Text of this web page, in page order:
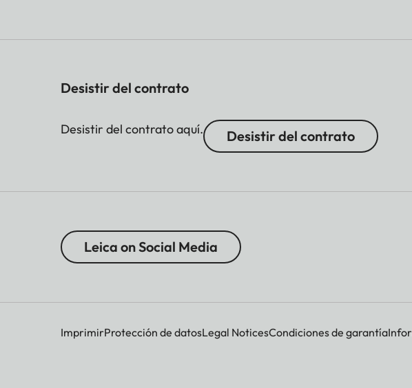
Desistir del contrato
Desistir del contrato aquí. Desistir del contrato
Leica on Social Media
ImprimirProtección de datosLegal NoticesCondiciones de garantía